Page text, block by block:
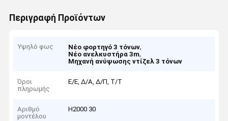
Περιγραφή Προϊόντων
Υψηλό φως Νέο φορτηγό 3 τόνων,
Νέο ανελκυστήρα 3m,
Μηχανή ανύψωσης ντίζελ 3 τόνων
Όροι
πληρωμής
Ε/Ε, Δ/Α, Δ/Π, Τ/Τ
Αριθμό
μοντέλου
H2000 30